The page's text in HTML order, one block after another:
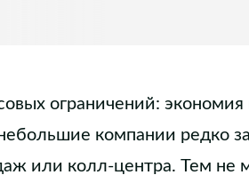
ограничений: экономия
компании редко
или колл-центра. Тем не